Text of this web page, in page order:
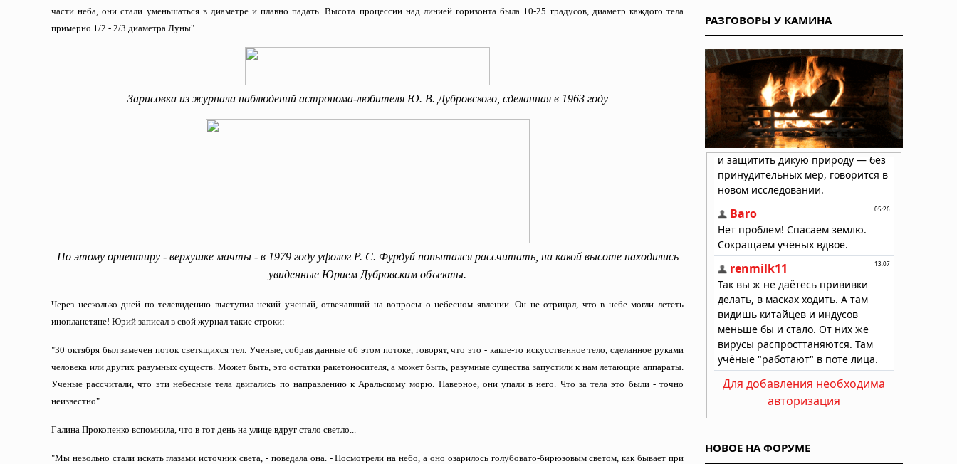
части неба, они стали уменьшаться в диаметре и плавно падать. Высота процессии над линией горизонта была 10-25 градусов, диаметр каждого тела
примерно 1/2 - 2/3 диаметра Луны".
Зарисовка из журнала наблюдений астронома-любителя Ю. В. Дубровского, сделанная в 1963 году
По этому ориентиру - верхушке мачты - в 1979 году уфолог Р. С. Фурдуй попытался рассчитать, на какой высоте находились
увиденные Юрием Дубровским объекты.
Через несколько дней по телевидению выступил некий ученый, отвечавший на вопросы о небесном явлении. Он не отрицал, что в небе могли лететь
инопланетяне! Юрий записал в свой журнал такие строки:
"30 октября был замечен поток светящихся тел. Ученые, собрав данные об этом потоке, говорят, что это - какое-то искусственное тело, сделанное руками
человека или других разумных существ. Может быть, это остатки ракетоносителя, а может быть, разумные существа запустили к нам летающие аппараты.
Ученые рассчитали, что эти небесные тела двигались по направлению к Аральскому морю. Наверное, они упали в него. Что за тела это были - точно
неизвестно".
Галина Прокопенко вспомнила, что в тот день на улице вдруг стало светло...
"Мы невольно стали искать глазами источник света, - поведала она. - Посмотрели на небо, а оно озарилось голубовато-бирюзовым светом, как бывает при
РАЗГОВОРЫ У КАМИНА
Для добавления необходима
авторизация
НОВОЕ НА ФОРУМЕ